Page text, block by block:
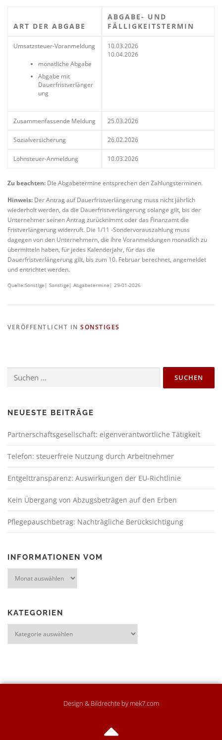
ART DER ABGABE
ABGABE- UND
FÄLLIGKEITSTERMIN
Umsatzsteuer-Voranmeldung
monatliche Abgabe
Abgabe mit
Dauerfristverlänger
ung
10.03.2026
10.04.2026
Zusammenfassende Meldung 25.03.2026
Sozialversicherung 26.02.2026
Lohnsteuer-Anmeldung 10.03.2026
Zu beachten: Die Abgabetermine entsprechen den Zahlungsterminen.
Hinweis: Der Antrag auf Dauerfristverlängerung muss nicht jährlich
wiederholt werden, da die Dauerfristverlängerung solange gilt, bis der
Unternehmer seinen Antrag zurücknimmt oder das Finanzamt die
Fristverlängerung widerruft. Die 1/11 -Sondervorauszahlung muss
dagegen von den Unternehmern, die ihre Voranmeldungen monatlich zu
übermitteln haben, für jedes Kalenderjahr, für das die
Dauerfristverlängerung gilt, bis zum 10. Februar berechnet, angemeldet
und entrichtet werden.
Quelle:Sonstige| Sonstige| Abgabetermine| 29-01-2026
VERÖFFENTLICHT IN SONSTIGES
NEUESTE BEITRÄGE
Partnerschaftsgesellschaft: eigenverantwortliche Tätigkeit
Telefon: steuerfreie Nutzung durch Arbeitnehmer
Entgelttransparenz: Auswirkungen der EU-Richtlinie
Kein Übergang von Abzugsbeträgen auf den Erben
Pflegepauschbetrag: Nachträgliche Berücksichtigung
INFORMATIONEN VOM
KATEGORIEN
Design & Bildrechte by mek7.com